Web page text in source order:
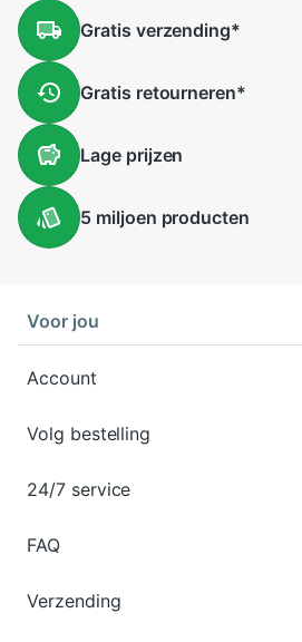
Gratis verzending*
Gratis retourneren*
Lageprijzen
5 miljoen producten
Voor jou
Account
Volg bestelling
24/7 service
FAQ
Verzending